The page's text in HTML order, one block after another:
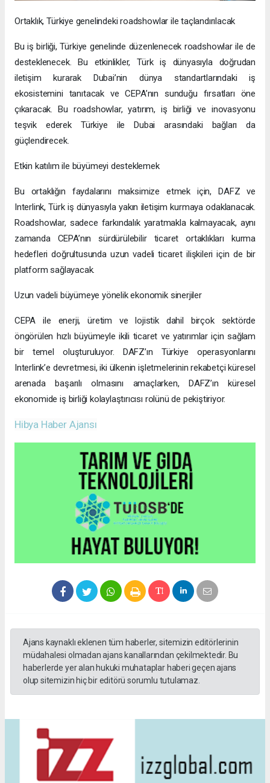
Ortaklık, Türkiye genelindeki roadshowlar ile taçlandırılacak
Bu iş birliği, Türkiye genelinde düzenlenecek roadshowlar ile de
desteklenecek. Bu etkinlikler, Türk iş dünyasıyla doğrudan
iletişim kurarak Dubai’nin dünya standartlarındaki iş
ekosistemini tanıtacak ve CEPA’nın sunduğu fırsatları öne
çıkaracak. Bu roadshowlar, yatırım, iş birliği ve inovasyonu
teşvik ederek Türkiye ile Dubai arasındaki bağları da
güçlendirecek.
Etkin katılım ile büyümeyi desteklemek
Bu ortaklığın faydalarını maksimize etmek için, DAFZ ve
Interlink, Türk iş dünyasıyla yakın iletişim kurmaya odaklanacak.
Roadshowlar, sadece farkındalık yaratmakla kalmayacak, aynı
zamanda CEPA’nın sürdürülebilir ticaret ortaklıkları kurma
hedefleri doğrultusunda uzun vadeli ticaret ilişkileri için de bir
platform sağlayacak.
Uzun vadeli büyümeye yönelik ekonomik sinerjiler
CEPA ile enerji, üretim ve lojistik dahil birçok sektörde
öngörülen hızlı büyümeyle ikili ticaret ve yatırımlar için sağlam
bir temel oluşturuluyor. DAFZ’ın Türkiye operasyonlarını
Interlink’e devretmesi, iki ülkenin işletmelerinin rekabetçi küresel
arenada başarılı olmasını amaçlarken, DAFZ’ın küresel
ekonomide iş birliği kolaylaştırıcısı rolünü de pekiştiriyor.
Hibya Haber Ajansı
Ajans kaynaklı eklenen tüm haberler, sitemizin editörlerinin
müdahalesi olmadan ajans kanallarından çekilmektedir. Bu
haberlerde yer alan hukuki muhataplar haberi geçen ajans
olup sitemizin hiç bir editörü sorumlu tutulamaz.